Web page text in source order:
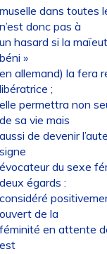
dans toutes
donc pas à
hasard si la
»
allemand) la fera
;
permettra non
sa vie mais
de devenir
du sexe
égards :
de la
en attente